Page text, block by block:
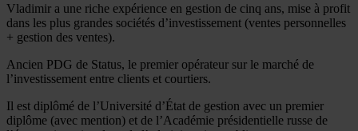
Vladimir a une riche expérience en gestion de cinq ans, mise à profit
dans les plus grandes sociétés d’investissement (ventes personnelles
+ gestion des ventes).
Ancien PDG de Status, le premier opérateur sur le marché de
l’investissement entre clients et courtiers.
Il est diplômé de l’Université d’État de gestion avec un premier
diplôme (avec mention) et de l’Académie présidentielle russe de